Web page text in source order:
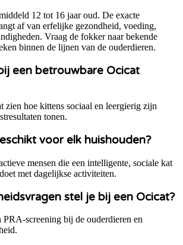
12 tot 16 jaar oud. De exacte
af van erfelijke gezondheid, voeding,
Vraag de fokker naar bekende
binnen de lijnen van de ouderdieren.
een betrouwbare Ocicat
zien hoe kittens sociaal en leergierig zijn
tonen.
voor elk huishouden?
mensen die een intelligente, sociale kat
met dagelijkse activiteiten.
stel je bij een Ocicat?
screening bij de ouderdieren en